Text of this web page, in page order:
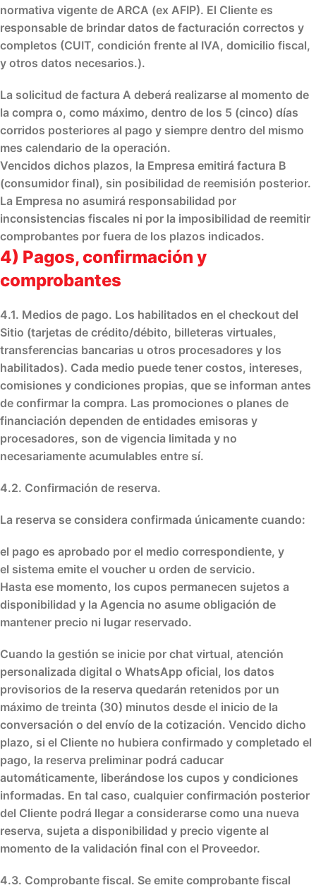
normativa vigente de ARCA (ex AFIP). El Cliente es
responsable de brindar datos de facturación correctos y
completos (CUIT, condición frente al IVA, domicilio fiscal,
y otros datos necesarios.).
La solicitud de factura A deberá realizarse al momento de
la compra o, como máximo, dentro de los 5 (cinco) días
corridos posteriores al pago y siempre dentro del mismo
mes calendario de la operación.
Vencidos dichos plazos, la Empresa emitirá factura B
(consumidor final), sin posibilidad de reemisión posterior.
La Empresa no asumirá responsabilidad por
inconsistencias fiscales ni por la imposibilidad de reemitir
comprobantes por fuera de los plazos indicados.
4) Pagos, confirmación y
comprobantes
4.1. Medios de pago. Los habilitados en el checkout del
Sitio (tarjetas de crédito/débito, billeteras virtuales,
transferencias bancarias u otros procesadores y los
habilitados). Cada medio puede tener costos, intereses,
comisiones y condiciones propias, que se informan antes
de confirmar la compra. Las promociones o planes de
financiación dependen de entidades emisoras y
procesadores, son de vigencia limitada y no
necesariamente acumulables entre sí.
4.2. Confirmación de reserva.
La reserva se considera confirmada únicamente cuando:
el pago es aprobado por el medio correspondiente, y
el sistema emite el voucher u orden de servicio.
Hasta ese momento, los cupos permanecen sujetos a
disponibilidad y la Agencia no asume obligación de
mantener precio ni lugar reservado.
Cuando la gestión se inicie por chat virtual, atención
personalizada digital o WhatsApp oficial, los datos
provisorios de la reserva quedarán retenidos por un
máximo de treinta (30) minutos desde el inicio de la
conversación o del envío de la cotización. Vencido dicho
plazo, si el Cliente no hubiera confirmado y completado el
pago, la reserva preliminar podrá caducar
automáticamente, liberándose los cupos y condiciones
informadas. En tal caso, cualquier confirmación posterior
del Cliente podrá llegar a considerarse como una nueva
reserva, sujeta a disponibilidad y precio vigente al
momento de la validación final con el Proveedor.
4.3. Comprobante fiscal. Se emite comprobante fiscal